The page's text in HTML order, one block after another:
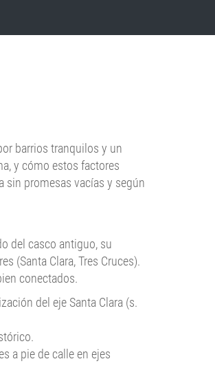
barrios tranquilos y un
y cómo estos factores
sin promesas vacías y según
del casco antiguo, su
(Santa Clara, Tres Cruces).
conectados.
del eje Santa Clara (s.
a pie de calle en ejes